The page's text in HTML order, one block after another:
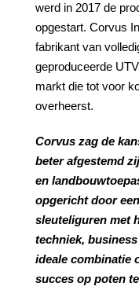
werd in 2017 de
opgestart. Corvus
fabrikant van
geproduceerde
markt die tot voor
overheerst.
Corvus zag de
beter afgestemd
en
opgericht door
sleuteliguren met
techniek,
ideale combinatie
succes op poten te